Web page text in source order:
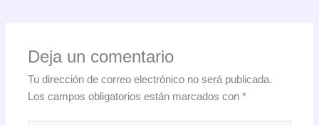
Deja un comentario
Tu dirección de correo electrónico no será publicada.
Los campos obligatorios están marcados con*